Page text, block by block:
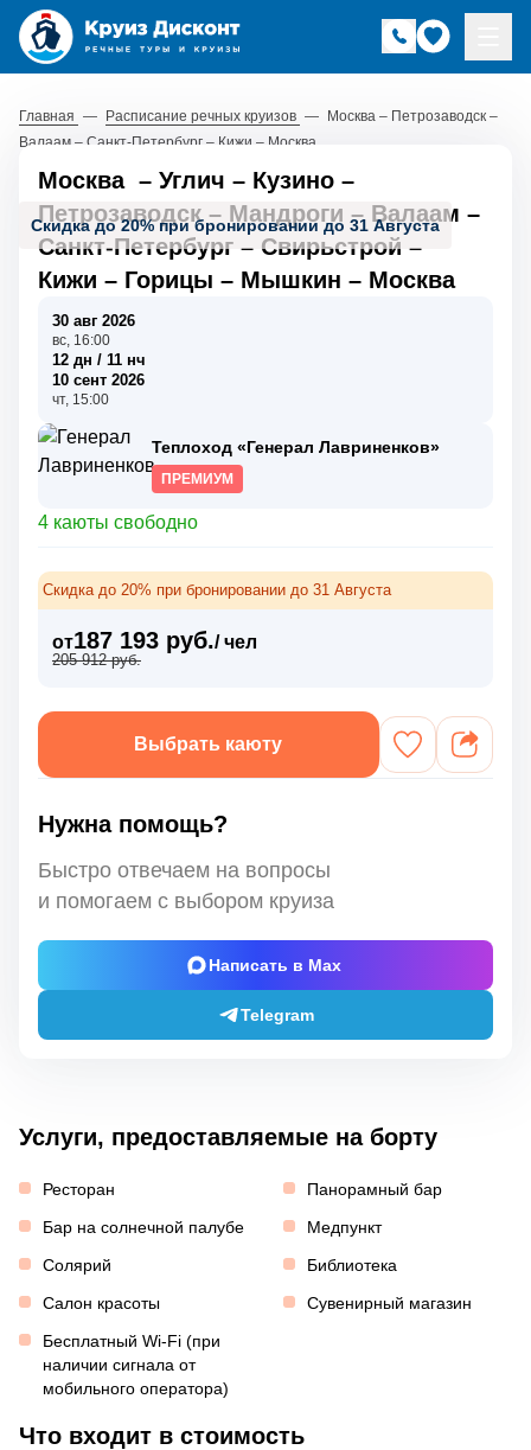
Главная — Расписание речных круизов — Москва – Петрозаводск –
Валаам – Санкт-Петербург – Кижи – Москва
Скидка до 20% при бронировании до 31 Августа
Москва – Углич – Кузино –
Петрозаводск– Мандроги – Валаам –
Санкт-Петербург – Свирьстрой –
Кижи – Горицы – Мышкин – Москва
30 авг 2026
вс, 16:00
12 дн / 11 нч
10 сент 2026
чт, 15:00
Теплоход «Генерал Лавриненков»
ПРЕМИУМ
4 каюты свободно
Скидка до 20% при бронировании до 31 Августа
от187 193 руб./ чел
205 912 руб.
Выбрать каюту
Нужна помощь?
Быстро отвечаем на вопросы
и помогаем с выбором круиза
Написать в Max
Telegram
Услуги, предоставляемые на борту
Ресторан
Панорамный бар
Бар на солнечной палубе
Медпункт
Солярий
Библиотека
Салон красоты
Сувенирный магазин
Бесплатный Wi-Fi (при
наличии сигнала от
мобильного оператора)
Что входит в стоимость